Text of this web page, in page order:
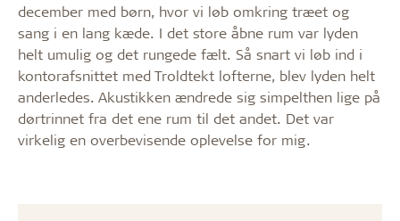
december med børn, hvor vi løb omkring træet og
sang i en lang kæde. I det store åbne rum var lyden
helt umulig og det rungede fælt. Så snart vi løb ind i
kontorafsnittet med Troldtekt lofterne, blev lyden helt
anderledes. Akustikken ændrede sig simpelthen lige på
dørtrinnet fra det ene rum til det andet. Det var
virkelig en overbevisende oplevelse for mig.